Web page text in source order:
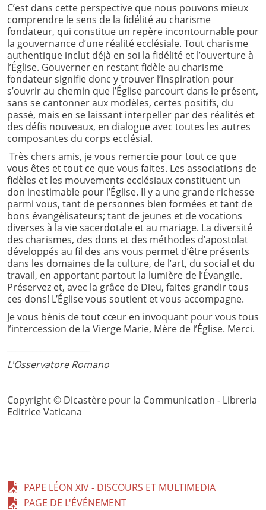
C’est dans cette perspective que nous pouvons mieux
comprendre le sens de la fidélité au charisme
fondateur, qui constitue un repère incontournable pour
la gouvernance d’une réalité ecclésiale. Tout charisme
authentique inclut déjà en soi la fidélité et l’ouverture à
l’Église. Gouverner en restant fidèle au charisme
fondateur signifie donc y trouver l’inspiration pour
s’ouvrir au chemin que l’Église parcourt dans le présent,
sans se cantonner aux modèles, certes positifs, du
passé, mais en se laissant interpeller par des réalités et
des défis nouveaux, en dialogue avec toutes les autres
composantes du corps ecclésial.
Très chers amis, je vous remercie pour tout ce que
vous êtes et tout ce que vous faites. Les associations de
fidèles et les mouvements ecclésiaux constituent un
don inestimable pour l’Église. Il y a une grande richesse
parmi vous, tant de personnes bien formées et tant de
bons évangélisateurs; tant de jeunes et de vocations
diverses à la vie sacerdotale et au mariage. La diversité
des charismes, des dons et des méthodes d’apostolat
développés au fil des ans vous permet d’être présents
dans les domaines de la culture, de l’art, du social et du
travail, en apportant partout la lumière de l’Évangile.
Préservez et, avec la grâce de Dieu, faites grandir tous
ces dons! L’Église vous soutient et vous accompagne.
Je vous bénis de tout cœur en invoquant pour vous tous
l’intercession de la Vierge Marie, Mère de l’Église. Merci.
L'Osservatore Romano
Copyright © Dicastère pour la Communication - Libreria
Editrice Vaticana
PAPE LÉON XIV - DISCOURS ET MULTIMEDIA
PAGE DE L'ÉVÉNEMENT